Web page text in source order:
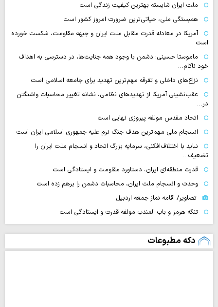
ملت ایران شایسته بهترین کیفیت زندگی است
همبستگی ملی، حیاتی‌ترین ضرورت امروز کشور است
آمریکا در معادله قدرت مقابل ملت ایران و جبهه مقاومت، شکست خورده
است
ماموستا حسینی: دشمن با وجود همه جنایت‌ها، در دسترسی به اهداف
خود ناکام…
نزاع‌های داخلی و تفرقه مهم‌ترین تهدید برای جامعه اسلامی است
عقب‌نشینی آمریکا از تهدیدهای نظامی، نشانه تغییر محاسبات واشنگتن
در…
اتحاد مقدس مولفه پیروزی نهایی است
انسجام ملی مهم‌ترین هدف جنگ نرم علیه جمهوری اسلامی ایران است
نباید با اختلاف‌افکنی، سرمایه بزرگ اتحاد و انسجام ملت ایران را
تضعیف…
قدرت منطقه‌ای ایران، دستاورد مقاومت و ایستادگی است
وحدت و انسجام ملت ایران، محاسبات دشمن را برهم زده است
تصاویر/ اقامه نماز جمعه اردبیل
تنگه‌ هرمز و باب المندب مولفه قدرت و ایستادگی است
دکه مطبوعات